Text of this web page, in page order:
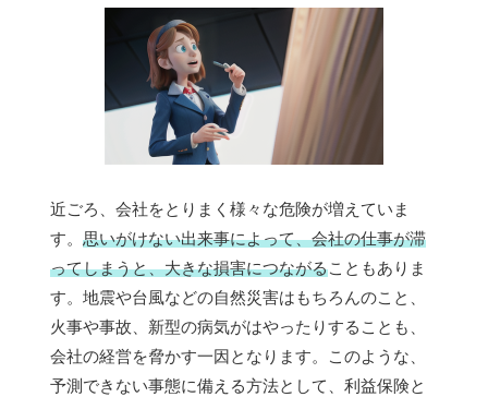
近ごろ、会社をとりまく様々な危険が増えていま
す。 思いがけない出来事によって、会社の仕事が滞
ってしまうと、大きな損害につながることもありま
す。地震や台風などの自然災害はもちろんのこと、
火事や事故、新型の病気がはやったりすることも、
会社の経営を脅かす一因となります。このような、
予測できない事態に備える方法として、利益保険と